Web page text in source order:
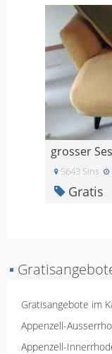
grosser
5643 Sins
Gratis
▪
Gratisangebote im
Appenzell-
Appenzell-